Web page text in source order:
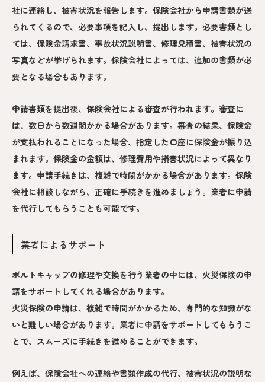
社に連絡し、被害状況を報告します。保険会社から申請書類が送
られてくるので、必要事項を記入し、提出します。必要書類とし
ては、保険金請求書、事故状況説明書、修理見積書、被害状況の
写真などが挙げられます。保険会社によっては、追加の書類が必
要となる場合もあります。
申請書類を提出後、保険会社による審査が行われます。審査に
は、数日から数週間かかる場合があります。審査の結果、保険金
が支払われることになった場合、指定した口座に保険金が振り込
まれます。保険金の金額は、修理費用や損害状況によって異なり
ます。申請手続きは、複雑で時間がかかる場合があります。保険
会社に相談しながら、正確に手続きを進めましょう。業者に申請
を代行してもらうことも可能です。
業者によるサポート
ボルトキャップの修理や交換を行う業者の中には、火災保険の申
請をサポートしてくれる場合があります。
火災保険の申請は、複雑で時間がかかるため、専門的な知識がな
いと難しい場合があります。業者に申請をサポートしてもらうこ
とで、スムーズに手続きを進めることができます。
例えば、保険会社への連絡や書類作成の代行、被害状況の説明な